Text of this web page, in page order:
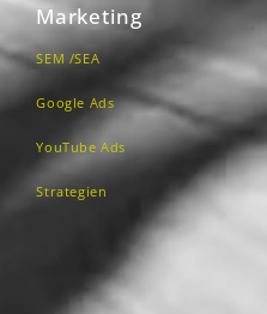
Marketing
SEM /SEA
Google Ads
YouTube Ads
Strategien